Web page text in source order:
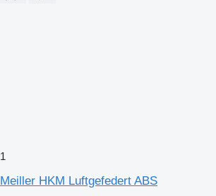
1
Meiller HKM Luftgefedert ABS